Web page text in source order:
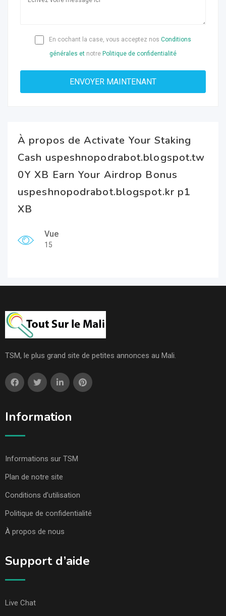
En cochant la case, vous acceptez nos Conditions
générales et notre Politique de confidentialité
À propos de Activate Your Staking
Cash uspeshnopodrabot.blogspot.tw
0Y XB Earn Your Airdrop Bonus
uspeshnopodrabot.blogspot.kr p1
XB
Vue
15
TSM, le plus grand site de petites annonces au Mali.
Information
Informations sur TSM
Plan de notre site
Conditions d’utilisation
Politique de confidentialité
À propos de nous
Support d’aide
Live Chat